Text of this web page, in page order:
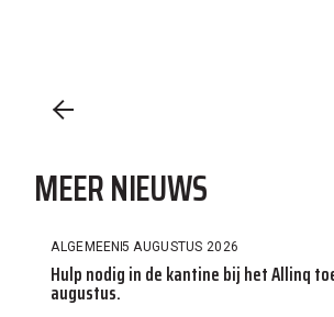
MEER NIEUWS
ALGEMEEN5 AUGUSTUS 2026
Hulp nodig in de kantine bij het Allinq
augustus.